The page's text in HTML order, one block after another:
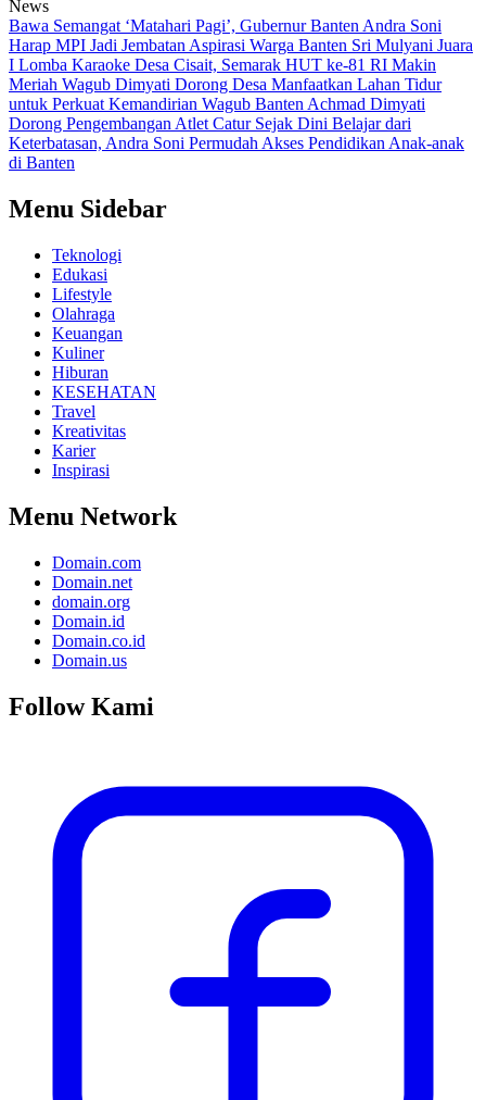
News
Bawa Semangat ‘Matahari Pagi’, Gubernur Banten Andra Soni
Harap MPI Jadi Jembatan Aspirasi Warga Banten Sri Mulyani Juara
I Lomba Karaoke Desa Cisait, Semarak HUT ke-81 RI Makin
Meriah Wagub Dimyati Dorong Desa Manfaatkan Lahan Tidur
untuk Perkuat Kemandirian Wagub Banten Achmad Dimyati
Dorong Pengembangan Atlet Catur Sejak Dini Belajar dari
Keterbatasan, Andra Soni Permudah Akses Pendidikan Anak-anak
di Banten
Menu Sidebar
Teknologi
Edukasi
Lifestyle
Olahraga
Keuangan
Kuliner
Hiburan
KESEHATAN
Travel
Kreativitas
Karier
Inspirasi
Menu Network
Domain.com
Domain.net
domain.org
Domain.id
Domain.co.id
Domain.us
Follow Kami